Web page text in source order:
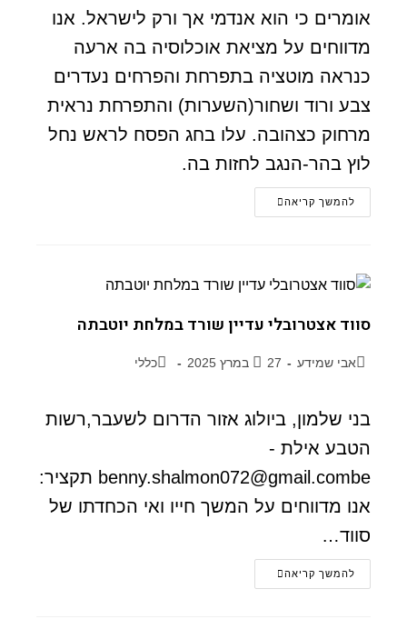
אומרים כי הוא אנדמי אך ורק לישראל. אנו
מדווחים על מציאת אוכלוסיה בה ארעה
כנראה מוטציה בתפרחת והפרחים נעדרים
צבע ורוד ושחור(השערות) והתפרחת נראית
מרחוק כצהובה. עלו בחג הפסח לראש נחל
לוץ בהר-הנגב לחזות בה.
להמשך קריאה
סווד אצטרובלי עדיין שורד במלחת יוטבתה
אבי שמידע 27 במרץ 2025 כללי
בני שלמון, ביולוג אזור הדרום לשעבר,רשות
הטבע אילת -
benny.shalmon072@gmail.combe תקציר:
אנו מדווחים על המשך חייו ואי הכחדתו של
סווד…
להמשך קריאה